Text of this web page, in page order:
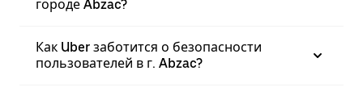
городе Abzac?
Как Uber заботится о безопасности
пользователей в г. Abzac?